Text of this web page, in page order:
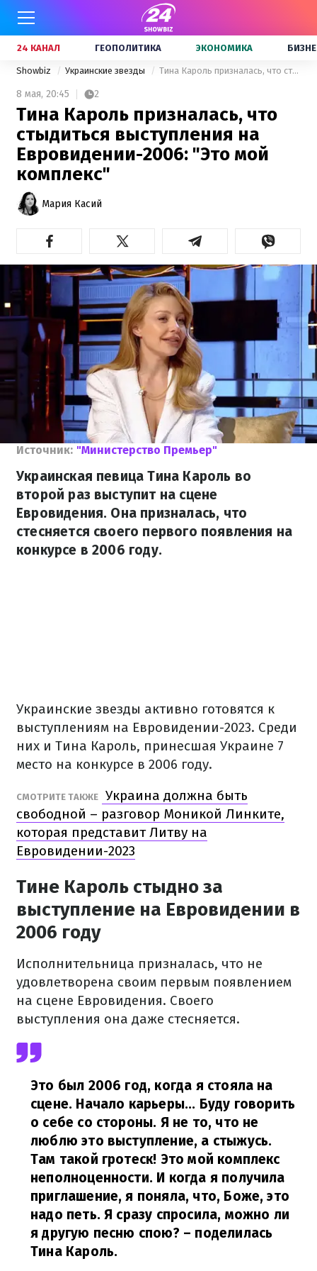
24 КАНАЛ ГЕОПОЛИТИКА ЭКОНОМИКА
Showbiz Украинские звезды Тина Кароль призналась, что стыдиться выступления на Евровидении-2006: "Это мой комплекс"
8 мая, 20:45 2
Тина Кароль призналась, что
стыдиться выступления на
Евровидении-2006: "Это мой
комплекс"
Мария Касий
Источник: "Министерство Премьер"
Украинская певица Тина Кароль во
второй раз выступит на сцене
Евровидения. Она призналась, что
стесняется своего первого появления на
конкурсе в 2006 году.
Украинские звезды активно готовятся к
выступлениям на Евровидении-2023. Среди
них и Тина Кароль, принесшая Украине 7
место на конкурсе в 2006 году.
СМОТРИТЕ ТАКЖЕ
Украина должна быть
свободной – разговор Моникой Линките,
которая представит Литву на
Евровидении-2023
Тине Кароль стыдно за
выступление на Евровидении в
2006 году
Исполнительница призналась, что не
удовлетворена своим первым появлением
на сцене Евровидения. Своего
выступления она даже стесняется.
Это был 2006 год, когда я стояла на
сцене. Начало карьеры... Буду говорить
о себе со стороны. Я не то, что не
люблю это выступление, а стыжусь.
Там такой гротеск! Это мой комплекс
неполноценности. И когда я получила
приглашение, я поняла, что, Боже, это
надо петь. Я сразу спросила, можно ли
я другую песню спою? – поделилась
Тина Кароль.